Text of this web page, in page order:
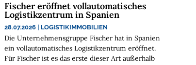
Fischer eröffnet vollautomatisches
Logistikzentrum in Spanien
28.07.2026 LOGISTIKIMMOBILIEN
Die Unternehmensgruppe Fischer hat in Spanien
ein vollautomatisches Logistikzentrum eröffnet.
Für Fischer ist es das erste dieser Art außerhalb